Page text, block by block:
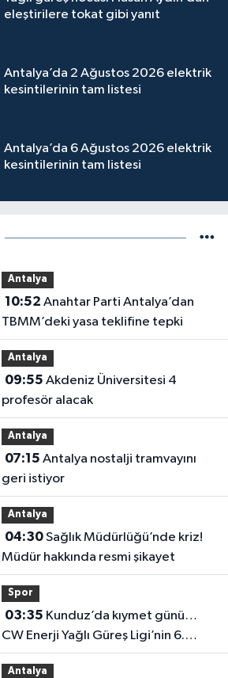
eleştirilere tokat gibi yanıt
Antalya’da 2 Ağustos 2026 elektrik
kesintilerinin tam listesi
Antalya’da 6 Ağustos 2026 elektrik
kesintilerinin tam listesi
Antalya
10:52
TBMM’deki yasa teklifine tepki
Antalya
09:55
profesör alacak
Antalya
07:15
geri istiyor
Antalya
04:30Sağlık Müdürlüğü’nde kriz!
Müdür hakkında resmi şikayet
Spor
03:35
CW Enerji Yağlı Güreş Ligi’nin 6.
Etabı öncesi nefesler tutuldu
Antalya